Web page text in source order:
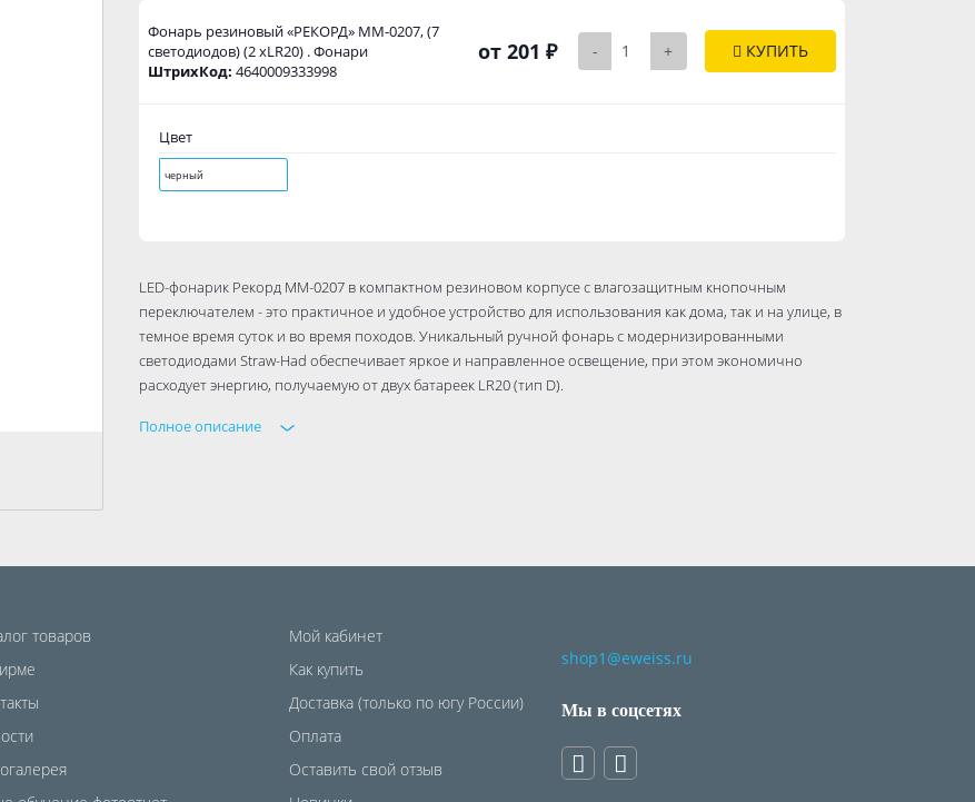
Фонарь резиновый «РЕКОРД» MМ-0207, (7
светодиодов) (2 хLR20) . Фонари
ШтрихКод: 4640009333998
от 201 ₽ - + КУПИТЬ
Цвет
черный
LED-фонарик Рекорд ММ-0207 в компактном резиновом корпусе с влагозащитным кнопочным
переключателем - это практичное и удобное устройство для использования как дома, так и на улице, в
темное время суток и во время походов. Уникальный ручной фонарь с модернизированными
светодиодами Straw-Had обеспечивает яркое и направленное освещение, при этом экономично
расходует энергию, получаемую от двух батареек LR20 (тип D).
Полное описание
товаров
Мой кабинет
Как купить
Доставка (только по югу России)
Оплата
Оставить свой отзыв
shop1@eweiss.ru
Мы в соцсетях